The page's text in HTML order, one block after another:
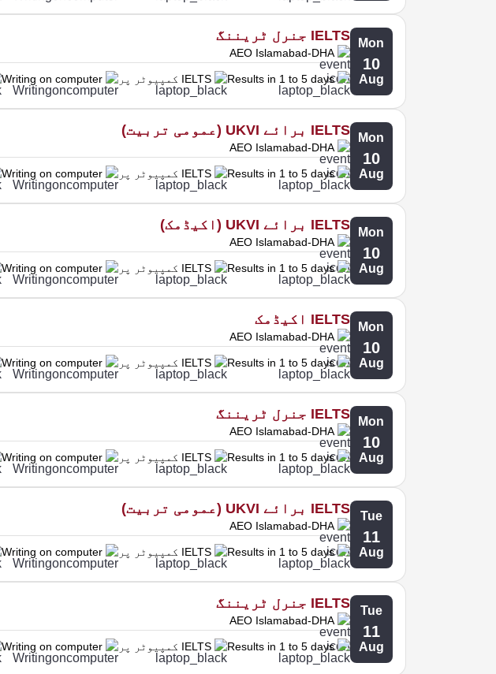
Mon
10
Aug
IELTS جنرل ٹریننگ
AEO Islamabad-DHA
Results in 1 to 5 days IELTS کمپیوٹر پر Writing on computer
Mon
10
Aug
IELTS برائے UKVI (عمومی تربیت)
AEO Islamabad-DHA
Results in 1 to 5 days IELTS کمپیوٹر پر Writing on computer
Mon
10
Aug
IELTS برائے UKVI (اکیڈمک)
AEO Islamabad-DHA
Results in 1 to 5 days IELTS کمپیوٹر پر Writing on computer
Mon
10
Aug
IELTS اکیڈمک
AEO Islamabad-DHA
Results in 1 to 5 days IELTS کمپیوٹر پر Writing on computer
Mon
10
Aug
IELTS جنرل ٹریننگ
AEO Islamabad-DHA
Results in 1 to 5 days IELTS کمپیوٹر پر Writing on computer
Tue
11
Aug
IELTS برائے UKVI (عمومی تربیت)
AEO Islamabad-DHA
Results in 1 to 5 days IELTS کمپیوٹر پر Writing on computer
Tue
11
Aug
IELTS جنرل ٹریننگ
AEO Islamabad-DHA
Results in 1 to 5 days IELTS کمپیوٹر پر Writing on computer